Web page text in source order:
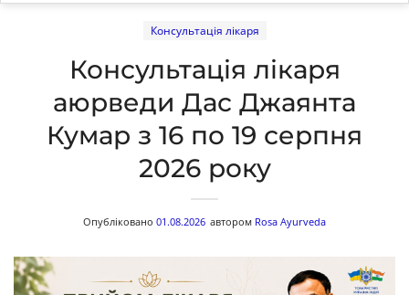
Консультація лікаря
Консультація лікаря
аюрведи Дас Джаянта
Кумар з 16 по 19 серпня
2026 року
Опубліковано 01.08.2026 автором Rosa Ayurveda